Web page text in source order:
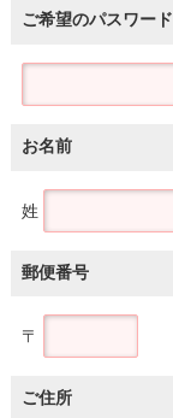
ご希望のパスワード
お名前
姓
郵便番号
〒
ご住所